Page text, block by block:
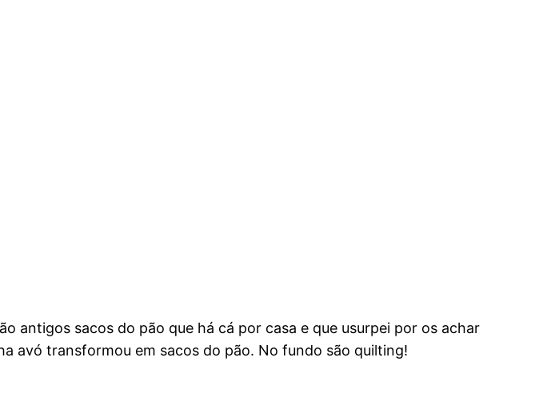
antigos sacos do pão que há cá por casa e que usurpei por os achar
avó transformou em sacos do pão. No fundo são quilting!